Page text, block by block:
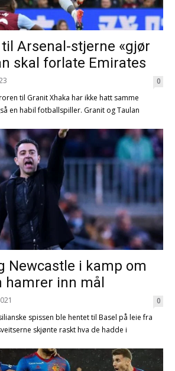
Arsenal-stjerne «gjør
skal forlate Emirates
0
til Granit Xhaka har ikke hatt samme
en habil fotballspiller. Granit og Taulan
Newcastle i kamp om
hamrer inn mål
0
spissen ble hentet til Basel på leie fra
skjønte raskt hva de hadde i